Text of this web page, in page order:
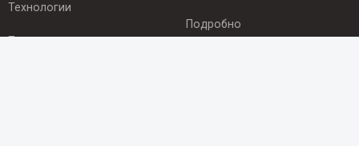
Технологии
Происшествия
Подробно